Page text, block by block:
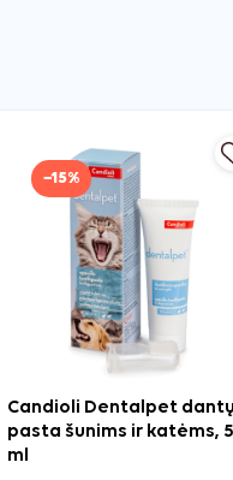
−15%
Candioli Dentalpet dantų
pasta šunims ir katėms,
ml